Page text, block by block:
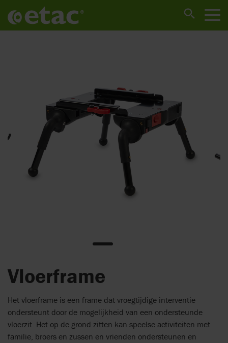
Vloerframe
Het vloerframe is een frame dat vroegtijdige interventie
ondersteunt door de mogelijkheid van een ondersteunde
vloerzit. Het op de grond zitten kan speelse activiteiten met
familie, broers en zussen en vrienden ondersteunen en